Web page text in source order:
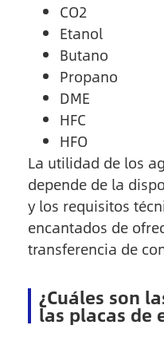
CO2
Etanol
Butano
Propano
DME
HFC
HFO
La utilidad de los
depende de la
y los requisitos
encantados de
transferencia de
¿Cuáles son
las placas de